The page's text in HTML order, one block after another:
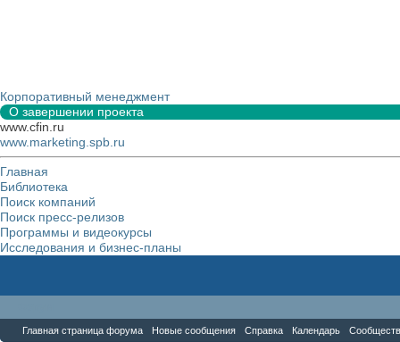
Корпоративный менеджмент
О завершении проекта
www.cfin.ru
www.marketing.spb.ru
Главная
Библиотека
Поиск компаний
Поиск пресс-релизов
Программы и видеокурсы
Исследования и бизнес-планы
Главная страница форума Новые сообщения Справка Календарь